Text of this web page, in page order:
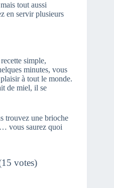
tout aussi
en servir plusieurs
simple,
minutes, vous
à tout le monde.
de miel, il se
trouvez une brioche
vous saurez quoi
votes)